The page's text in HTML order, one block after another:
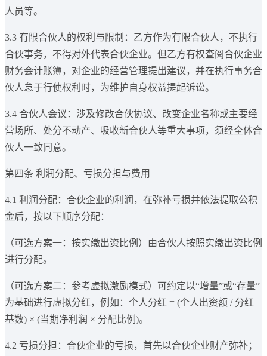
人员等。
3.3 有限合伙人的权利与限制：乙方作为有限合伙人，不执行
合伙事务，不得对外代表合伙企业。但乙方有权查阅合伙企业
财务会计账簿，对企业的经营管理提出建议，并在执行事务合
伙人怠于行使权利时，为维护自身权益提起诉讼。
3.4 合伙人会议：涉及修改合伙协议、改变企业名称或主要经
营场所、处分不动产、吸收新合伙人等重大事项，须经全体合
伙人一致同意。
第四条 利润分配、亏损分担与费用
4.1 利润分配：合伙企业的利润，在弥补亏损并依法提取公积
金后，按以下顺序分配：
（可选方案一：按实缴出资比例）由合伙人按照实缴出资比例
进行分配。
（可选方案二：参考虚拟激励模式）可约定以“增量”或“存量”
为基础进行虚拟分红，例如：个人分红 = (个人出资额 / 分红
基数) × (当期净利润 × 分配比例)。
4.2 亏损分担：合伙企业的亏损，首先以合伙企业财产弥补；